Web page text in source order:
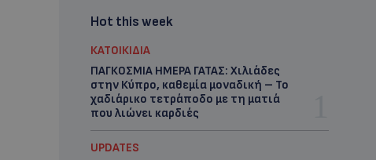
Hot this week
ΚΑΤΟΙΚΙΔΙΑ
ΠΑΓΚΟΣΜΙΑ ΗΜΕΡΑ ΓΑΤΑΣ: Χιλιάδες
στην Κύπρο, καθεμία μοναδική – Το
χαδιάρικο τετράποδο με τη ματιά
που λιώνει καρδιές
UPDATES